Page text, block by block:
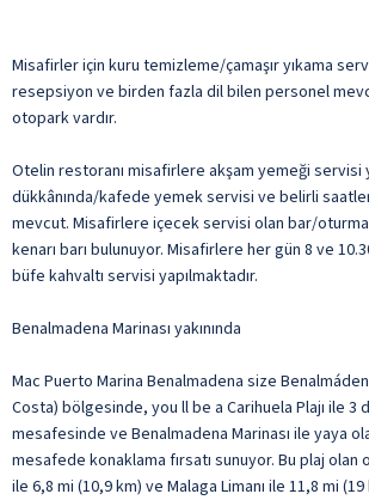
Misafirler için kuru temizleme/çamaşır yıkama
resepsiyon ve birden fazla dil bilen personel
otopark vardır.
Otelin restoranı misafirlere akşam yemeği servisi
dükkânında/kafede yemek servisi ve belirli
mevcut. Misafirlere içecek servisi olan bar/
kenarı barı bulunuyor. Misafirlere her gün 8 ve
büfe kahvaltı servisi yapılmaktadır.
Benalmadena Marinası yakınında
Mac Puerto Marina Benalmadena size
Costa) bölgesinde, you ll be a Carihuela Plajı ile 3
mesafesinde ve Benalmadena Marinası ile yaya
mesafede konaklama fırsatı sunuyor. Bu plaj olan
ile 6,8 mi (10,9 km) ve Malaga Limanı ile 11,8 mi